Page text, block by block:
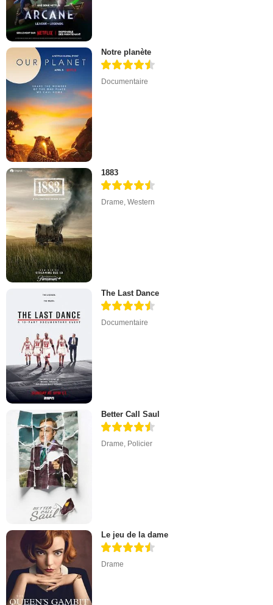
Notre planète
Documentaire
1883
Drame,Western
The Last Dance
Documentaire
Better Call Saul
Drame Policier
Le jeu de la dame
Drame